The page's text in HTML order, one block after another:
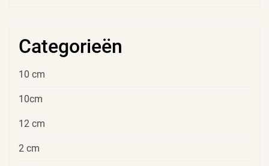
Categorieën
10 cm
10cm
12 cm
2 cm